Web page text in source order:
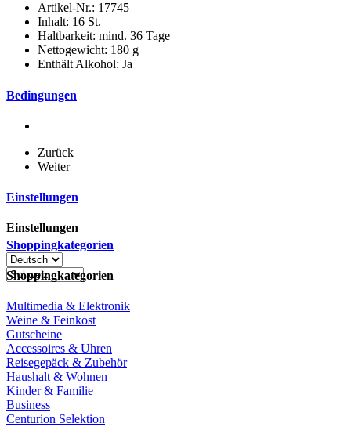
Artikel-Nr.: 17745
Inhalt: 16 St.
Haltbarkeit: mind. 36 Tage
Nettogewicht: 180 g
Enthält Alkohol: Ja
Bedingungen
Zurück
Weiter
Einstellungen
Einstellungen
Shoppingkategorien
Shoppingkategorien
Multimedia & Elektronik
Weine & Feinkost
Gutscheine
Accessoires & Uhren
Reisegepäck & Zubehör
Haushalt & Wohnen
Kinder & Familie
Business
Centurion Selektion